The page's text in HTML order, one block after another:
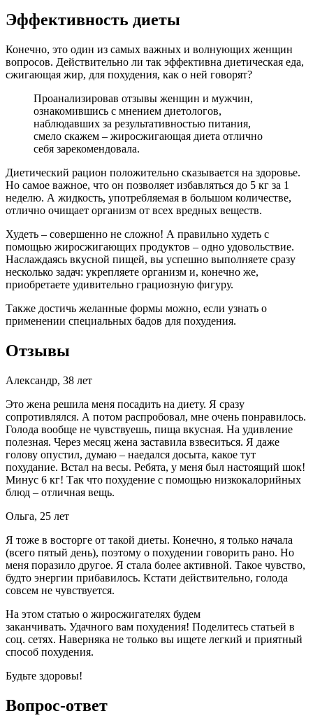
Эффективность диеты
Конечно, это один из самых важных и волнующих женщин
вопросов. Действительно ли так эффективна диетическая еда,
сжигающая жир, для похудения, как о ней говорят?
Проанализировав отзывы женщин и мужчин,
ознакомившись с мнением диетологов,
наблюдавших за результативностью питания,
смело скажем – жиросжигающая диета отлично
себя зарекомендовала.
Диетический рацион положительно сказывается на здоровье.
Но самое важное, что он позволяет избавляться до 5 кг за 1
неделю. А жидкость, употребляемая в большом количестве,
отлично очищает организм от всех вредных веществ.
Худеть – совершенно не сложно! А правильно худеть с
помощью жиросжигающих продуктов – одно удовольствие.
Наслаждаясь вкусной пищей, вы успешно выполняете сразу
несколько задач: укрепляете организм и, конечно же,
приобретаете удивительно грациозную фигуру.
Также достичь желанные формы можно, если узнать о
применении специальных бадов для похудения.
Отзывы
Александр, 38 лет
Это жена решила меня посадить на диету. Я сразу
сопротивлялся. А потом распробовал, мне очень понравилось.
Голода вообще не чувствуешь, пища вкусная. На удивление
полезная. Через месяц жена заставила взвеситься. Я даже
голову опустил, думаю – наедался досыта, какое тут
похудание. Встал на весы. Ребята, у меня был настоящий шок!
Минус 6 кг! Так что похудение с помощью низкокалорийных
блюд – отличная вещь.
Ольга, 25 лет
Я тоже в восторге от такой диеты. Конечно, я только начала
(всего пятый день), поэтому о похудении говорить рано. Но
меня поразило другое. Я стала более активной. Такое чувство,
будто энергии прибавилось. Кстати действительно, голода
совсем не чувствуется.
На этом статью о жиросжигателях будем
заканчивать. Удачного вам похудения! Поделитесь статьей в
соц. сетях. Наверняка не только вы ищете легкий и приятный
способ похудения.
Будьте здоровы!
Вопрос-ответ